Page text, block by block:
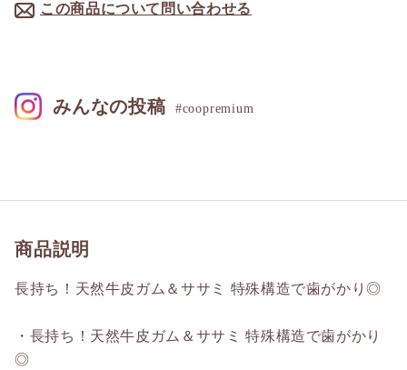
この商品について問い合わせる
商品説明
長持ち！天然牛皮ガム＆ササミ 特殊構造で歯がかり◎
・長持ち！天然牛皮ガム＆ササミ 特殊構造で歯がかり
◎
みんなの投稿 #coopremium